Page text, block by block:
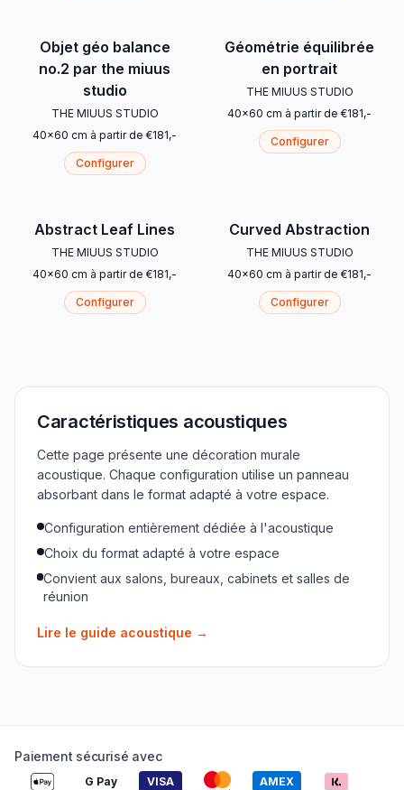
Objet géo balance
no.2 par the miuus
studio
THE MIUUS STUDIO
40x60 cm à partir de €181,-
Configurer
Géométrie équilibrée
en portrait
THE MIUUS STUDIO
40x60 cm à partir de €181,-
Configurer
Abstract Leaf Lines
THE MIUUS STUDIO
40x60 cm à partir de €181,-
Configurer
Curved Abstraction
THE MIUUS STUDIO
40x60 cm à partir de €181,-
Configurer
Caractéristiques acoustiques
Cette page présente une décoration murale
acoustique. Chaque configuration utilise un panneau
absorbant dans le format adapté à votre espace.
Configuration entièrement dédiée à l'acoustique
Choix du format adapté à votre espace
Convient aux salons, bureaux, cabinets et salles de
réunion
Lire le guide acoustique →
Paiement sécurisé avec
G Pay VISA AMEX